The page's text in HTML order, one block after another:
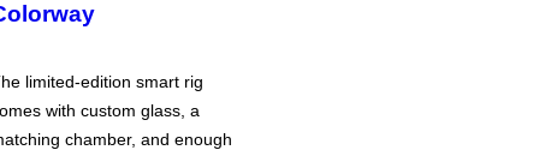
limited-edition smart rig
with custom glass, a
chamber, and enough